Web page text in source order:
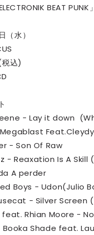
BEAT PUNK」
（水）
込)
- Lay it down
- Son Of Raw
- Reaxation Is A Skill
A perder
Boys - Udon(Julio
- Silver Screen
feat. Rhian Moore -
Booka Shade feat.